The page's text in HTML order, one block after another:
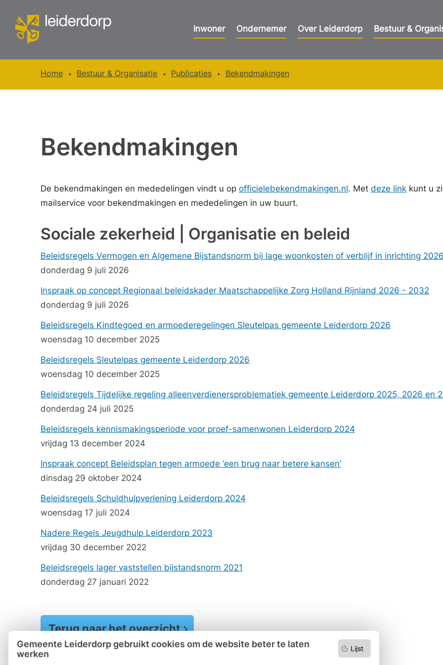
Lijst
Gemeente Leiderdorp gebruikt cookies om de website beter te laten
werken
Inwoner Ondernemer Over Leiderdorp Bestuur &
Home Bestuur & Organisatie Publicaties Bekendmakingen
Bekendmakingen
De bekendmakingen en mededelingen vindt u op officielebekendmakingen.nl. Met deze link kunt u
mailservice voor bekendmakingen en mededelingen in uw buurt.
Sociale zekerheid | Organisatie en beleid
Beleidsregels Vermogen en Algemene Bijstandsnorm bij lage woonkosten of verblijf in inrichting 2026
donderdag 9 juli 2026
Inspraak op concept Regionaal beleidskader Maatschappelijke Zorg Holland Rijnland 2026 - 2032
donderdag 9 juli 2026
Beleidsregels Kindtegoed en armoederegelingen Sleutelpas gemeente Leiderdorp 2026
woensdag 10 december 2025
Beleidsregels Sleutelpas gemeente Leiderdorp 2026
woensdag 10 december 2025
Beleidsregels Tijdelijke regeling alleenverdienersproblematiek gemeente Leiderdorp 2025, 2026 en
donderdag 24 juli 2025
Beleidsregels kennismakingsperiode voor proef-samenwonen Leiderdorp 2024
vrijdag 13 december 2024
Inspraak concept Beleidsplan tegen armoede ‘een brug naar betere kansen’
dinsdag 29 oktober 2024
Beleidsregels Schuldhulpverlening Leiderdorp 2024
woensdag 17 juli 2024
Nadere Regels Jeugdhulp Leiderdorp 2023
vrijdag 30 december 2022
Beleidsregels lager vaststellen bijstandsnorm 2021
donderdag 27 januari 2022
Terug naar het overzicht